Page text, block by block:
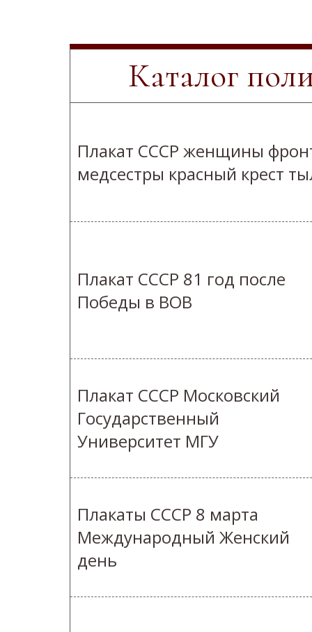
Каталог
Плакат СССР женщины
медсестры красный крест
Плакат СССР 81 год после
Победы в ВОВ
Плакат СССР Московский
Государственный
Университет МГУ
Плакаты СССР 8 марта
Международный Женский
день